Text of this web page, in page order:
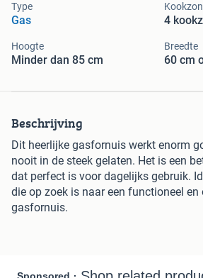
Type
Gas 4
Hoogte
Minder dan 85 cm
Breedte
60 cm
Beschrijving
Dit heerlijke gasfornuis werkt enorm
nooit in de steek gelaten. Het is een
dat perfect is voor dagelijks gebruik.
die op zoek is naar een functioneel en
gasfornuis.